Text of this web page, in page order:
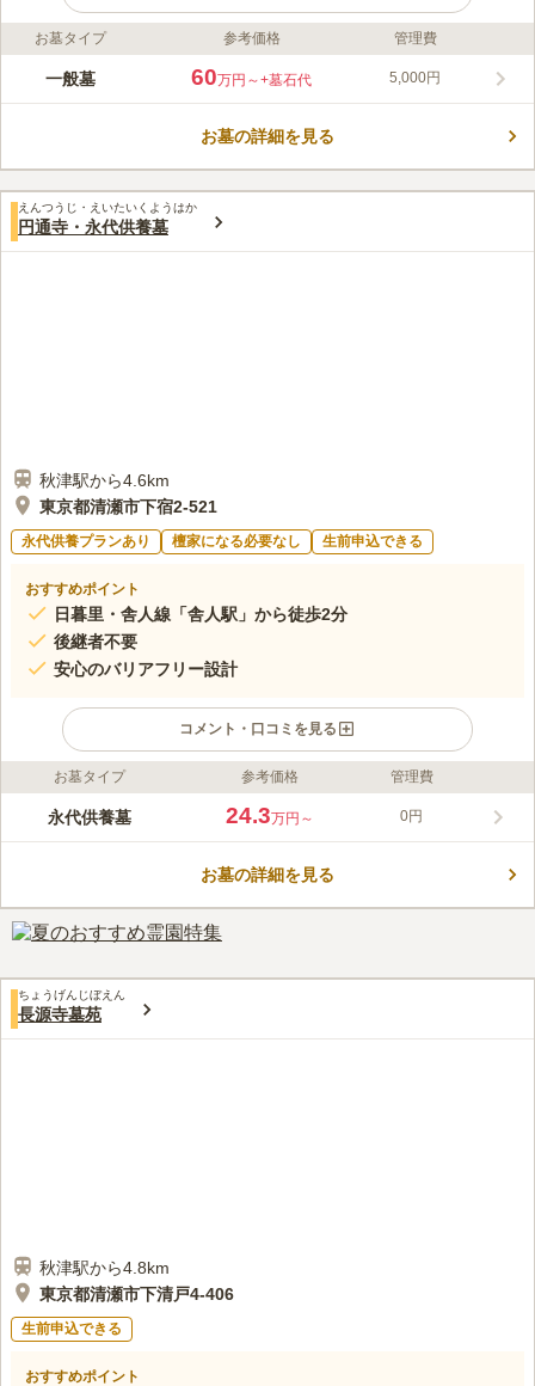
ライフドット編集部のコメント
西武池袋線「清瀬駅」から徒歩19分と駅から少し離れています
道は広いので、ご年配の方や体の不自由な方でも安心してお参り
口コミ評価
この霊園はまだ誰からも評価されていません。
お墓タイプ 参考価格 管理費
一般墓 60万円～+墓石代 5,000円
お墓の詳細を見る
えんつうじ・えいたいくようはか
円通寺・永代供養墓
秋津駅から4.6km
東京都清瀬市下宿2-521
永代供養プランあり 檀家になる必要なし 生前申込できる
おすすめポイント
日暮里・舎人線「舎人駅」から徒歩2分
後継者不要
安心のバリアフリー設計
コメント・口コミを見る
ライフドット編集部のコメント
新宿琉璃殿は、東京都清瀬市では初めて永代供養墓がある霊園で
で、後継者がいない方も安心して利用できます。お参りの際に
きます。 駅近で、最寄りバス停も苑の正面にあり、アクセスに
不便はしません。
口コミ評価
お墓タイプ 参考価格 管理費
永代供養墓 24.3万円～ 0円
お墓の詳細を見る
ちょうげんじぼえん
長源寺墓苑
秋津駅から4.8km
東京都清瀬市下清戸4-406
生前申込できる
おすすめポイント